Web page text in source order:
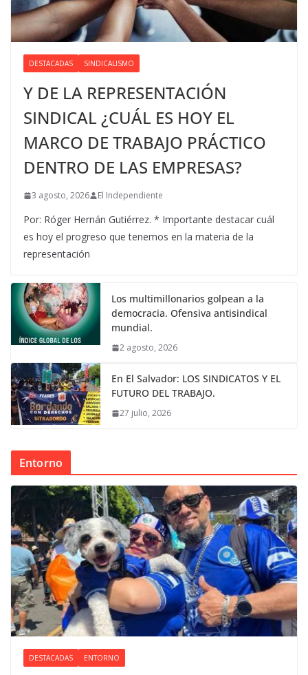
DESTACADAS SINDICALISMO
Y DE LA REPRESENTACIÓN
SINDICAL ¿CUÁL ES HOY EL
MARCO DE TRABAJO PRÁCTICO
DENTRO DE LAS EMPRESAS?
3 agosto, 2026 El Independiente
Por: Róger Hernán Gutiérrez. * Importante destacar cuál
es hoy el progreso que tenemos en la materia de la
representación
Los multimillonarios golpean a la
democracia. Ofensiva antisindical
mundial.
2 agosto, 2026
En El Salvador: LOS SINDICATOS Y EL
FUTURO DEL TRABAJO.
27 julio, 2026
Entorno
DESTACADAS ENTORNO